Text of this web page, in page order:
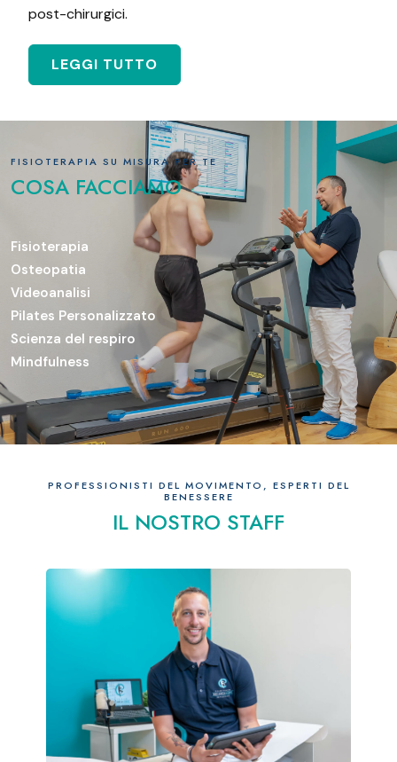
post-chirurgici.
LEGGI TUTTO
FISIOTERAPIA SU MISURA PER TE
COSA FACCIAMO
Fisioterapia
Osteopatia
Videoanalisi
Pilates Personalizzato
Scienza del respiro
Mindfulness
PROFESSIONISTI DEL MOVIMENTO, ESPERTI DEL
BENESSERE
IL NOSTRO STAFF